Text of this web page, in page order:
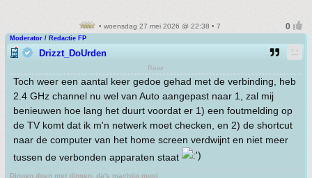
• woensdag 27 mei 2026 @ 22:38 • 7
Moderator / Redactie FP
Drizzt_DoUrden
Rawr
Toch weer een aantal keer gedoe gehad met de verbinding, heb
2.4 GHz channel nu wel van Auto aangepast naar 1, zal mij
benieuwen hoe lang het duurt voordat er 1) een foutmelding op
de TV komt dat ik m'n netwerk moet checken, en 2) de shortcut
naar de computer van het home screen verdwijnt en niet meer
tussen de verbonden apparaten staat
Dingen doen met dingen, da's machtig mooi